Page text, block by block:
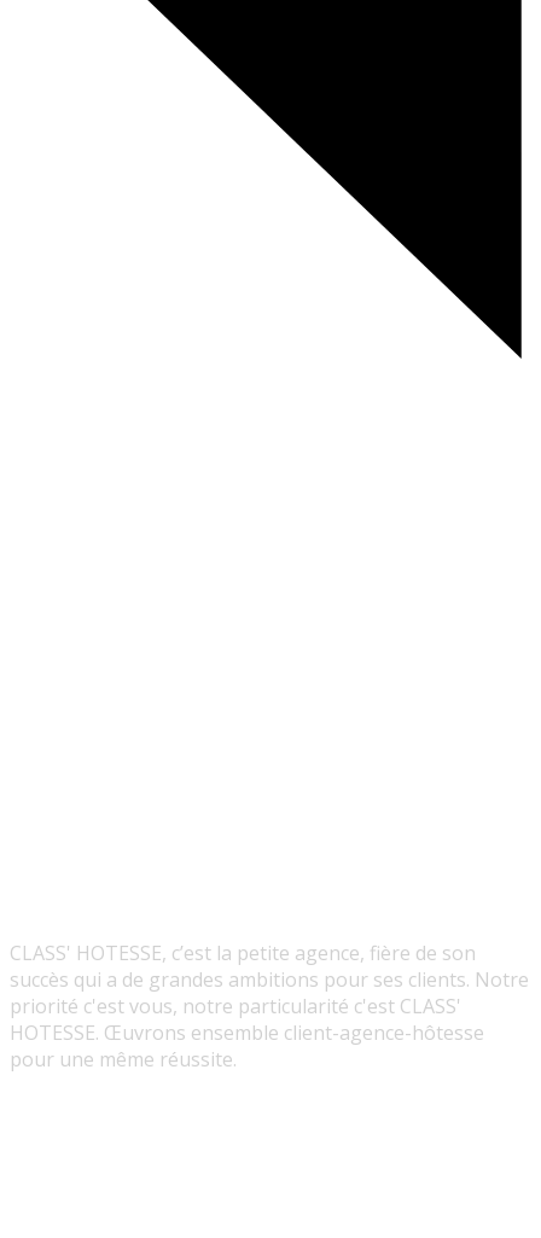
CLASS' HOTESSE, c’est la petite agence, fière de son
succès qui a de grandes ambitions pour ses clients. Notre
priorité c'est vous, notre particularité c'est CLASS'
HOTESSE. Œuvrons ensemble client-agence-hôtesse
pour une même réussite.